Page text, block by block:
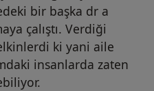
bir başka dr a
çalıştı. Verdiği
ki yani aile
insanlarda zaten